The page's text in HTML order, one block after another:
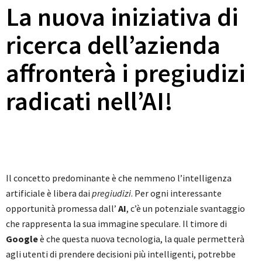
La nuova iniziativa di
ricerca dell’azienda
affronterà i pregiudizi
radicati nell’AI!
Il concetto predominante è che nemmeno l’intelligenza
artificiale è libera dai pregiudizi. Per ogni interessante
opportunità promessa dall’ AI, c’è un potenziale svantaggio
che rappresenta la sua immagine speculare. Il timore di
Googleè che questa nuova tecnologia, la quale permetterà
agli utenti di prendere decisioni più intelligenti, potrebbe